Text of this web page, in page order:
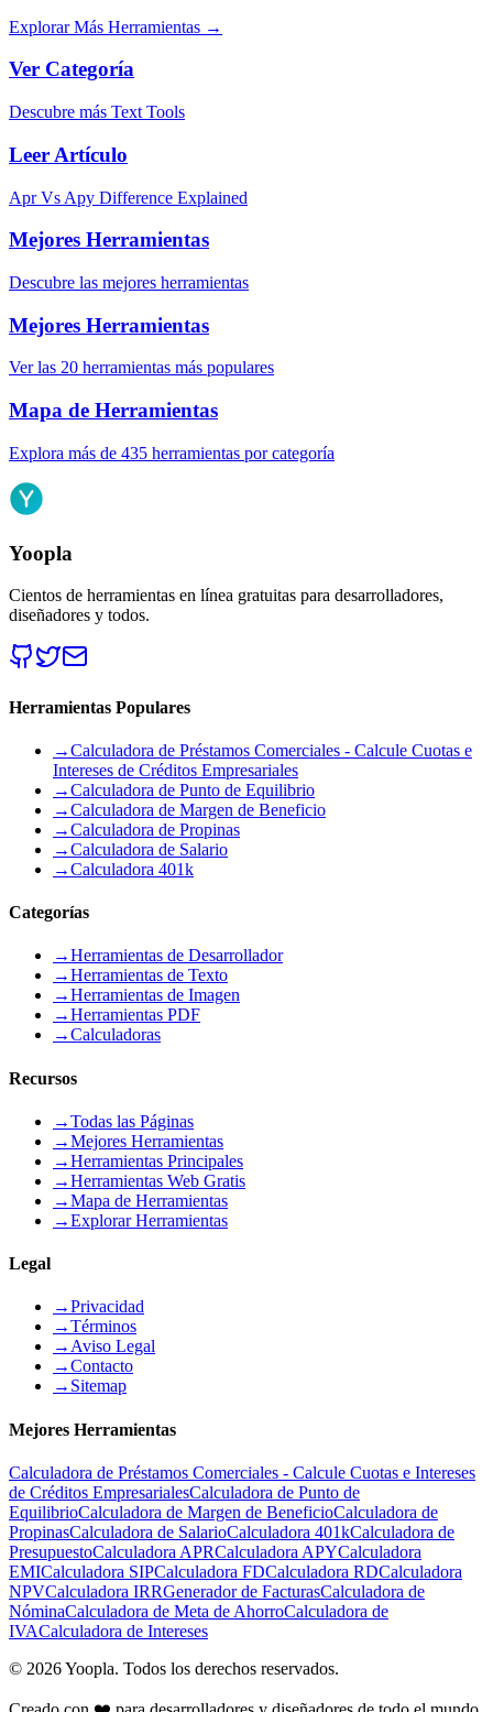
Explorar Más Herramientas →
Ver Categoría
Descubre más Text Tools
Leer Artículo
Apr Vs Apy Difference Explained
Mejores Herramientas
Descubre las mejores herramientas
Mejores Herramientas
Ver las 20 herramientas más populares
Mapa de Herramientas
Explora más de 435 herramientas por categoría
Yoopla
Cientos de herramientas en línea gratuitas para desarrolladores,
diseñadores y todos.
Herramientas Populares
→Calculadora de Préstamos Comerciales - Calcule Cuotas e
Intereses de Créditos Empresariales
→Calculadora de Punto de Equilibrio
→Calculadora de Margen de Beneficio
→Calculadora de Propinas
→Calculadora de Salario
→Calculadora 401k
Categorías
→Herramientas de Desarrollador
→Herramientas de Texto
→Herramientas de Imagen
→Herramientas PDF
→Calculadoras
Recursos
→Todas las Páginas
→Mejores Herramientas
→Herramientas Principales
→Herramientas Web Gratis
→Mapa de Herramientas
→Explorar Herramientas
Legal
→Privacidad
→Términos
→Aviso Legal
→Contacto
→ Sitemap
Mejores Herramientas
Calculadora de Préstamos Comerciales - Calcule Cuotas e Intereses
de Créditos EmpresarialesCalculadora de Punto de
EquilibrioCalculadora de Margen de BeneficioCalculadora de
PropinasCalculadora de SalarioCalculadora 401kCalculadora de
PresupuestoCalculadora APRCalculadora APYCalculadora
EMICalculadora SIPCalculadora FDCalculadora RDCalculadora
NPVCalculadora IRRGenerador de FacturasCalculadora de
NóminaCalculadora de Meta de AhorroCalculadora de
IVACalculadora de Intereses
© 2026Yoopla. Todos los derechos reservados.